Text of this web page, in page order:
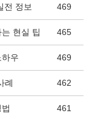
전 정보 469
현실 팁 465
우 469
례 462
461